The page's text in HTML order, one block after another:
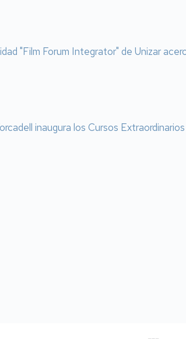
"Film Forum Integrator" de Unizar
inaugura los Cursos